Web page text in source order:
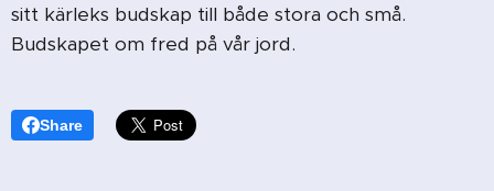
sitt kärleks budskap till både stora och små.
Budskapet om fred på vår jord.
Share